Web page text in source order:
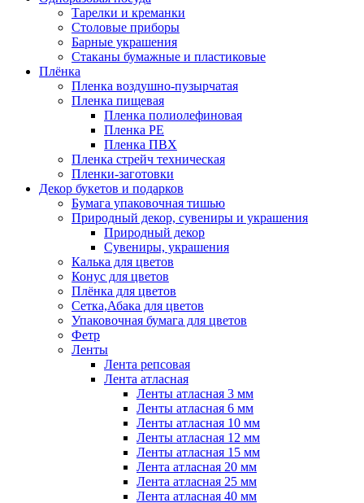
Тарелки и креманки
Столовые приборы
Барные украшения
Стаканы бумажные и пластиковые
Плёнка
Пленка воздушно-пузырчатая
Пленка пищевая
Пленка полиолефиновая
Пленка PE
Пленка ПВХ
Пленка стрейч техническая
Пленки-заготовки
Декор букетов и подарков
Бумага упаковочная тишью
Природный декор, сувениры и украшения
Природный декор
Сувениры, украшения
Калька для цветов
Конус для цветов
Плёнка для цветов
Сетка,Абака для цветов
Упаковочная бумага для цветов
Фетр
Ленты
Лента репсовая
Лента атласная
Ленты атласная 3 мм
Ленты атласная 6 мм
Ленты атласная 10 мм
Ленты атласная 12 мм
Ленты атласная 15 мм
Лента атласная 20 мм
Лента атласная 25 мм
Лента атласная 40 мм